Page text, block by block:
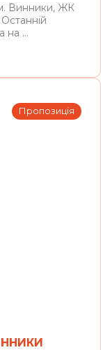
Винники, ЖК
на ...
Пропозиція